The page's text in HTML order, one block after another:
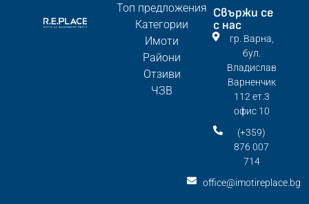
Топ предложения
Категории
Имоти
Райони
Отзиви
ЧЗВ
Свържи се
с нас
гр. Варна,
бул.
Владислав
Варненчик
112 ет.3
офис 10
(+359)
876 007
714
office@imotireplace.bg